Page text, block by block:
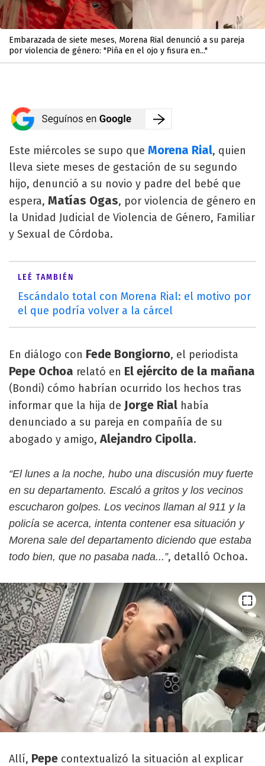
Embarazada de siete meses, Morena Rial denunció a su pareja
por violencia de género: "Piña en el ojo y fisura en..."
Este miércoles se supo que Morena Rial, quien
lleva siete meses de gestación de su segundo
hijo, denunció a su novio y padre del bebé que
espera, Matías Ogas, por violencia de género en
la Unidad Judicial de Violencia de Género, Familiar
y Sexual de Córdoba.
LEÉ TAMBIÉN
Escándalo total con Morena Rial: el motivo por
el que podría volver a la cárcel
En diálogo con Fede Bongiorno, el periodista
Pepe Ochoa relató en El ejército de la mañana
(Bondi) cómo habrían ocurrido los hechos tras
informar que la hija de Jorge Rial había
denunciado a su pareja en compañía de su
abogado y amigo,Alejandro Cipolla.
“El lunes a la noche, hubo una discusión muy fuerte
en su departamento. Escaló a gritos y los vecinos
escucharon golpes. Los vecinos llaman al 911 y la
policía se acerca, intenta contener esa situación y
Morena sale del departamento diciendo que estaba
todo bien, que no pasaba nada...”, detalló Ochoa.
Allí, Pepe contextualizó la situación al explicar